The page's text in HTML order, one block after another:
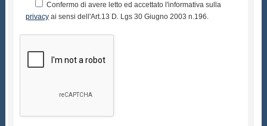
Confermo di avere letto ed accettato l'informativa sulla
privacy ai sensi dell'Art.13 D. Lgs 30 Giugno 2003 n.196.